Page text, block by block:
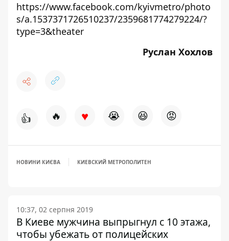
https://www.facebook.com/kyivmetro/photo
s/a.1537371726510237/2359681774279224/?
type=3&theater
Руслан Хохлов
👍 🔥 ♥ 😭 😆 😡
НОВИНИ КИЄВА КИЕВСКИЙ МЕТРОПОЛИТЕН
10:37, 02 серпня 2019
В Киеве мужчина выпрыгнул с 10 этажа,
чтобы убежать от полицейских